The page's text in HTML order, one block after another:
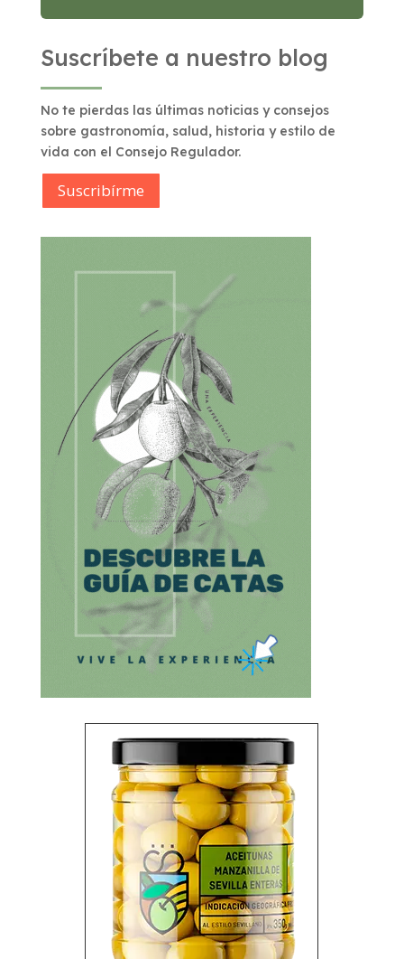
Suscríbete a nuestro blog
No te pierdas las últimas noticias y consejos
sobre gastronomía, salud, historia y estilo de
vida con el Consejo Regulador.
Suscribírme